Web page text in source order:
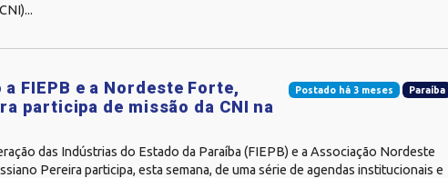
Postado há 3 meses Paraíba
FIEPB e a Nordeste Forte,
participa de missão da CNI na
das Indústrias do Estado da Paraíba (FIEPB) e a Associação Nordeste
Pereira participa, esta semana, de uma série de agendas institucionais e